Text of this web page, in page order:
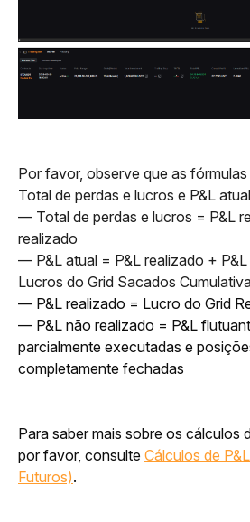
Por favor, observe que as
Total de perdas e lucros e P&L
— Total de perdas e lucros = P&L
realizado
— P&L atual = P&L realizado +
Lucros do Grid Sacados
— P&L realizado = Lucro do Grid
— P&L não realizado = P&L
parcialmente executadas e
completamente fechadas
Para saber mais sobre os cálculos
por favor, consulte Cálculos de
Futuros).